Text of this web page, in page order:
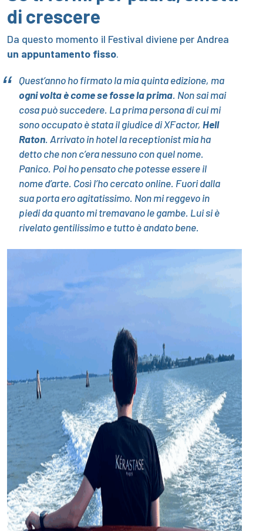
di crescere
Da questo momento il Festival diviene per Andrea
un appuntamento fisso.
Quest’anno ho firmato la mia quinta edizione, ma
ogni volta è come se fosse la prima. Non sai mai
cosa può succedere. La prima persona di cui mi
sono occupato è stata il giudice di XFactor, Hell
Raton. Arrivato in hotel la receptionist mia ha
detto che non c’era nessuno con quel nome.
Panico. Poi ho pensato che potesse essere il
nome d’arte. Così l’ho cercato online. Fuori dalla
sua porta ero agitatissimo. Non mi reggevo in
piedi da quanto mi tremavano le gambe. Lui si è
rivelato gentilissimo e tutto è andato bene.